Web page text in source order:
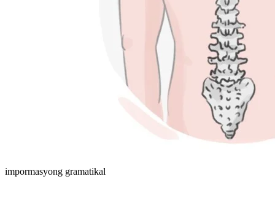
impormasyong gramatikal